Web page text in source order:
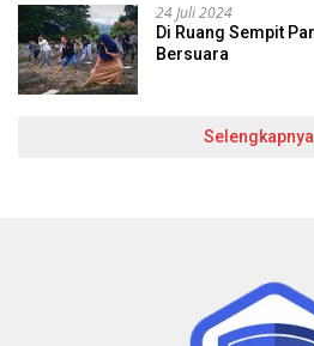
24 Juli 2024
Di Ruang Sempit
Bersuara
Selengkapnya